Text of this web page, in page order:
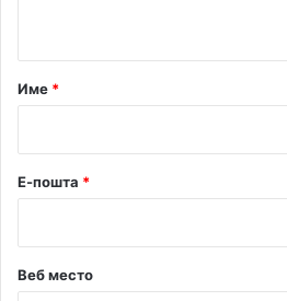
г
о
д
н
е
р
Име *
Е-пошта *
Веб место